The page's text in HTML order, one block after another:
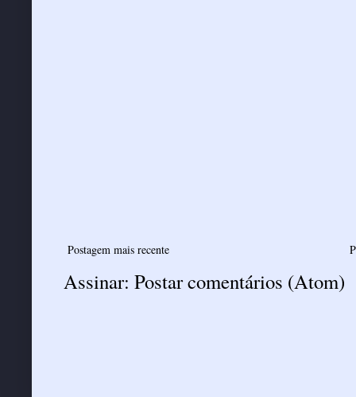
Postagem mais recente
Assinar: Postar comentários (Atom)